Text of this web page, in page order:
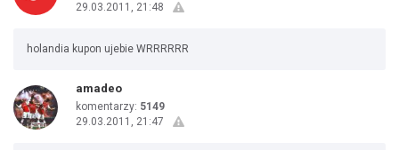
29.03.2011, 21:48
holandia kupon ujebie WRRRRRR
amadeo
komentarzy: 5149
29.03.2011, 21:47